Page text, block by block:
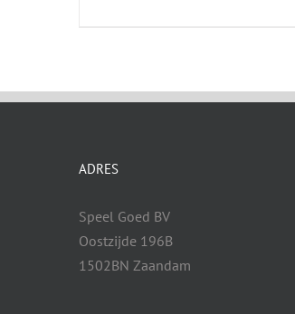
ADRES
Speel Goed BV
Oostzijde 196B
1502BN Zaandam